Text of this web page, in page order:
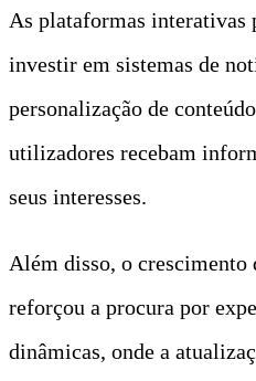
As plataformas interativas
investir em sistemas de
personalização de
utilizadores recebam
seus interesses.
Além disso, o crescimento
reforçou a procura por
dinâmicas, onde a